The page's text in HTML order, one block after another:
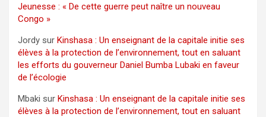
Jeunesse : « De cette guerre peut naître un nouveau
Congo »
Jordy sur Kinshasa : Un enseignant de la capitale initie ses
élèves à la protection de l’environnement, tout en saluant
les efforts du gouverneur Daniel Bumba Lubaki en faveur
de l’écologie
Mbaki sur Kinshasa : Un enseignant de la capitale initie ses
élèves à la protection de l’environnement, tout en saluant